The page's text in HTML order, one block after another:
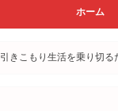
ホーム
引きこもり生活を乗り切